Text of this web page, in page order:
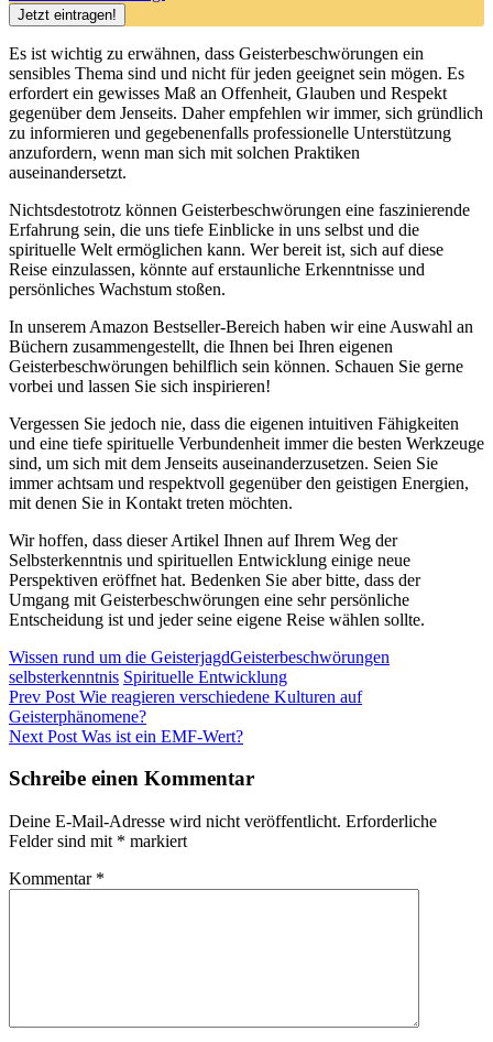
Es ist wichtig zu ‌erwähnen,⁣ dass ​Geisterbeschwörungen ein
sensibles Thema‍ sind und nicht für jeden geeignet sein mögen. Es
erfordert ​ein gewisses Maß⁢ an Offenheit,‌ Glauben und Respekt
gegenüber dem Jenseits. Daher empfehlen wir immer, sich gründlich
zu informieren und gegebenenfalls professionelle Unterstützung
‍anzufordern, wenn man⁣ sich mit ‍solchen Praktiken
auseinandersetzt.
Nichtsdestotrotz⁤ können Geisterbeschwörungen eine‍ faszinierende
Erfahrung ​sein, die uns tiefe Einblicke in uns selbst und die
spirituelle Welt ermöglichen kann. Wer bereit ist, sich auf diese
Reise einzulassen, könnte auf erstaunliche Erkenntnisse und
persönliches Wachstum⁤ stoßen.
In unserem ⁤Amazon Bestseller-Bereich⁤ haben⁢ wir eine Auswahl an
Büchern zusammengestellt, die Ihnen⁢ bei Ihren eigenen
Geisterbeschwörungen behilflich ⁤sein können.⁢ Schauen Sie gerne
vorbei‍ und lassen⁢ Sie sich inspirieren!
Vergessen Sie​ jedoch nie, dass die eigenen intuitiven ‍Fähigkeiten
und⁢ eine tiefe ‍spirituelle⁢ Verbundenheit ⁣immer die besten Werkzeuge
sind, um sich mit ⁣dem Jenseits​ auseinanderzusetzen. Seien Sie
immer achtsam und respektvoll gegenüber ​den geistigen Energien,
mit⁣ denen Sie‌ in Kontakt treten möchten.
Wir hoffen, dass dieser‌ Artikel Ihnen ⁤auf Ihrem Weg der
Selbsterkenntnis⁢ und ‍spirituellen Entwicklung einige⁣ neue
Perspektiven eröffnet hat. Bedenken Sie aber bitte,‍ dass der
⁣Umgang mit ⁤Geisterbeschwörungen eine sehr persönliche
Entscheidung ist und jeder seine⁢ eigene Reise⁢ wählen sollte.
Categories
Wissen rund um die GeisterjagdTags,
Geisterbeschwörungen
selbsterkenntnis Spirituelle Entwicklung
Beitragsnavigation
Previous
Post
Prev Post Wie reagieren verschiedene Kulturen auf
Geisterphänomene?
Next
Next Post Was ist ein EMF-Wert?
Schreibe einen Kommentar
Deine E-Mail-Adresse wird nicht veröffentlicht. Erforderliche
Felder sind mit * markiert
Kommentar *